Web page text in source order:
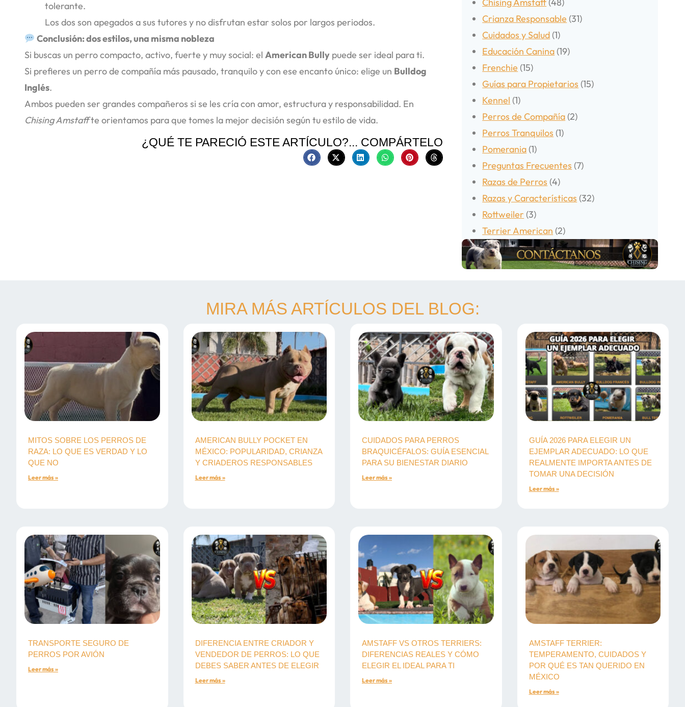
tolerante.
Los dos son apegados a sus tutores y no disfrutan estar solos por largos periodos.
Conclusión: dos estilos, una misma nobleza
Si buscas un perro compacto, activo, fuerte y muy social: el American Bully puede ser ideal para ti.
Si prefieres un perro de compañía más pausado, tranquilo y con ese encanto único: elige un Bulldog
Inglés.
Ambos pueden ser grandes compañeros si se les cría con amor, estructura y responsabilidad. En
Chising Amstaffte orientamos para que tomes la mejor decisión según tu estilo de vida.
¿QUÉ TE PARECIÓ ESTE ARTÍCULO?... COMPÁRTELO
Crianza Responsable (31)
Cuidados y Salud (1)
Educación Canina (19)
Frenchie (15)
Guías para Propietarios (15)
Kennel (1)
Perros de Compañía (2)
Perros Tranquilos (1)
Pomerania (1)
Preguntas Frecuentes (7)
Razas de Perros (4)
Razas y Características (32)
Rottweiler (3)
Terrier American (2)
MIRA MÁS ARTÍCULOS DEL BLOG:
MITOS SOBRE LOS PERROS DE
RAZA: LO QUE ES VERDAD Y LO
QUE NO
Leer más »
AMERICAN BULLY POCKET EN
MÉXICO: POPULARIDAD, CRIANZA
Y CRIADEROS RESPONSABLES
Leer más »
CUIDADOS PARA PERROS
BRAQUICÉFALOS: GUÍA ESENCIAL
PARA SU BIENESTAR DIARIO
Leer más »
GUÍA 2026 PARA ELEGIR UN
EJEMPLAR ADECUADO: LO QUE
REALMENTE IMPORTA ANTES DE
TOMAR UNA DECISIÓN
Leer más »
TRANSPORTE SEGURO DE
PERROS POR AVIÓN
Leer más »
DIFERENCIA ENTRE CRIADOR Y
VENDEDOR DE PERROS: LO QUE
DEBES SABER ANTES DE ELEGIR
Leer más »
AMSTAFF VS OTROS TERRIERS:
DIFERENCIAS REALES Y CÓMO
ELEGIR EL IDEAL PARA TI
Leer más »
AMSTAFF TERRIER:
TEMPERAMENTO, CUIDADOS Y
POR QUÉ ES TAN QUERIDO EN
MÉXICO
Leer más »